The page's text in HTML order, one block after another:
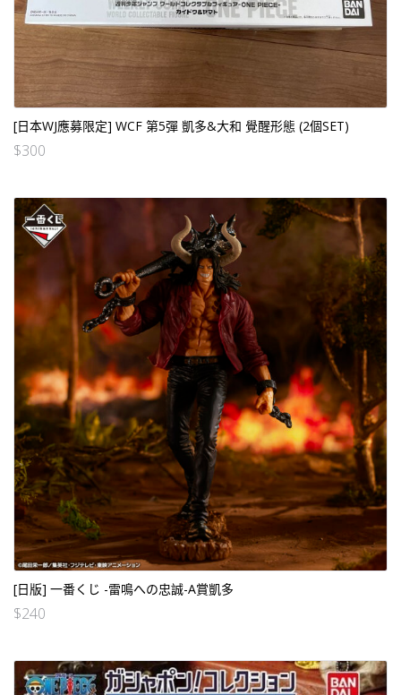
[日本WJ應募限定] WCF 第5彈 凱多&大和 覺醒形態 (2個SET)
$300
[日版] 一番くじ -雷鳴への忠誠-A賞凱多
$240